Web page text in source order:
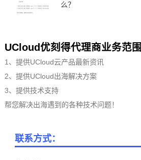
么？
UCloud优刻得代理商业务范围
1、提供UCloud云产品最新资讯
2、提供UCloud出海解决方案
3、提供技术支持
帮您解决出海遇到的各种技术问题！
联系方式：